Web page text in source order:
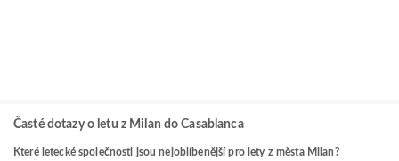
Časté dotazy o letu z Milan do Casablanca
Které letecké společnosti jsou nejoblíbenější pro lety z města Milan?